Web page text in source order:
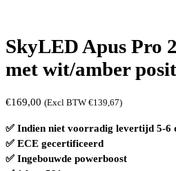
SkyLED Apus Pro
met wit/amber
€169,00 (Excl BTW €139,67)
✅ Indien niet voorradig levertijd 5-6
✅ ECE gecertificeerd
✅ Ingebouwde powerboost